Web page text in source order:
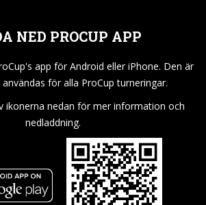
NED PROCUP APP
app för Android eller iPhone. Den är
för alla ProCup turneringar.
ikonerna nedan för mer information och
nedladdning.